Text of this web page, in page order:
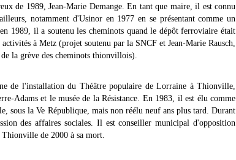
de 1989, Jean-Marie Demange. En tant que maire, il est connu
notamment d'Usinor en 1977 en se présentant comme un
1989, il a soutenu les cheminots quand le dépôt ferroviaire était
activités à Metz (projet soutenu par la SNCF et Jean-Marie Rausch,
la grève des cheminots thionvillois).
de l'installation du Théâtre populaire de Lorraine à Thionville,
Adams et le musée de la Résistance. En 1983, il est élu comme
sous la Ve République, mais non réélu neuf ans plus tard. Durant
des affaires sociales. Il est conseiller municipal d'opposition
de 2000 à sa mort.